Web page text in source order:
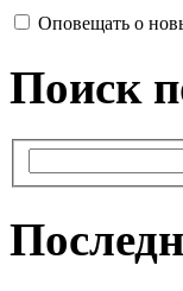
Оповещать о
Поиск